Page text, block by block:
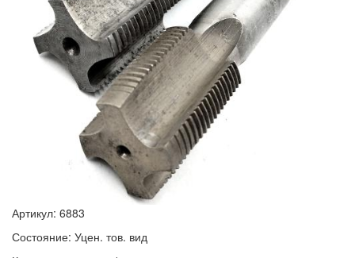
Артикул: 6883
Состояние: Уцен. тов. вид